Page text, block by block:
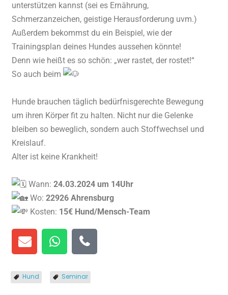
unterstützen kannst (sei es Ernährung,
Schmerzanzeichen, geistige Herausforderung uvm.)
Außerdem bekommst du ein Beispiel, wie der
Trainingsplan deines Hundes aussehen könnte!
Denn wie heißt es so schön: „wer rastet, der rostet!“
So auch beim
Hunde brauchen täglich bedürfnisgerechte Bewegung
um ihren Körper fit zu halten. Nicht nur die Gelenke
bleiben so beweglich, sondern auch Stoffwechsel und
Kreislauf.
Alter ist keine Krankheit!
Wann:24.03.2024 um 14Uhr
Wo:22926 Ahrensburg
Kosten: 15€ Hund/Mensch-Team
Hund Seminar